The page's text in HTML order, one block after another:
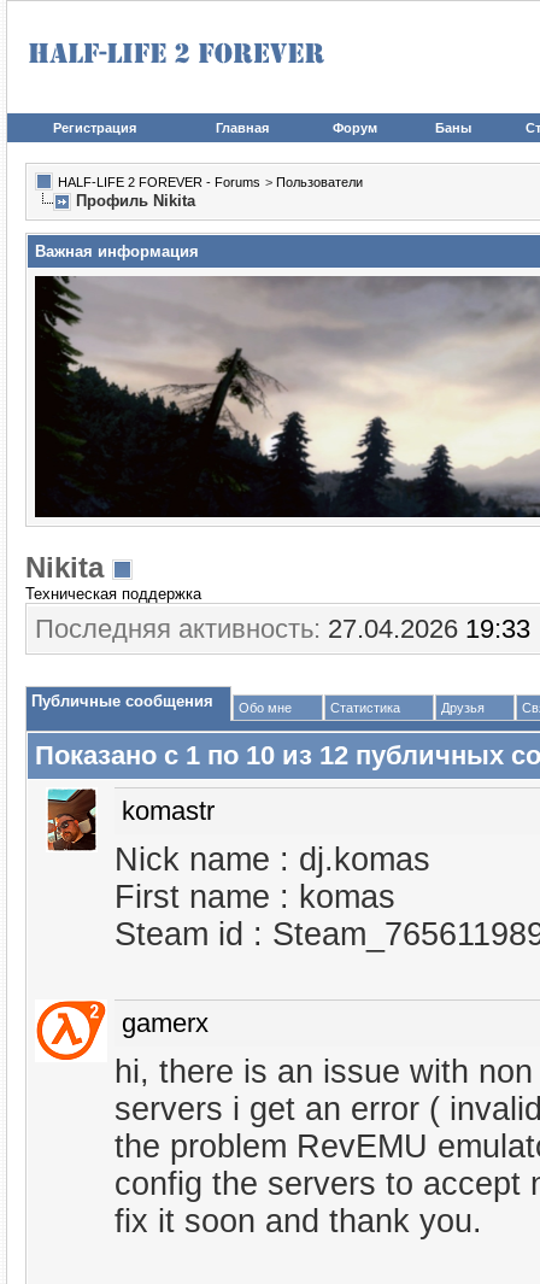
Регистрация Главная Форум Баны
HALF-LIFE 2 FOREVER - Forums > Пользователи
Профиль Nikita
Важная информация
Nikita
Техническая поддержка
Последняя активность: 27.04.2026 19:33
Публичные сообщения Обо мне Статистика Друзья
Показано с 1 по 10 из 12 публичных
komastr
Nick name : dj.komas
First name : komas
Steam id :
gamerx
hi, there is an issue with
servers i get an error (
the problem RevEMU
config the servers to accept
fix it soon and thank you.